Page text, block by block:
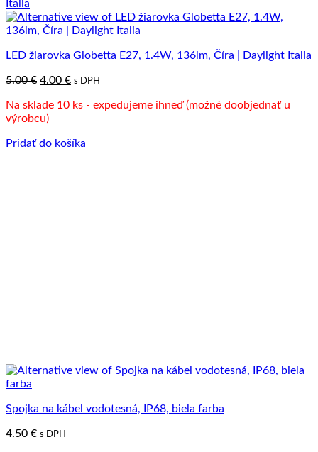
LED žiarovka Globetta E27, 1.4W, 136lm, Číra | Daylight Italia
5.00€ Pôvodná
bola:
5.00 €.
4.00 €Aktuálna
je:
s DPH
Na sklade 10 ks - expedujeme ihneď (možné doobjednať u
výrobcu)
Pridať do košíka
Spojka na kábel vodotesná, IP68, biela farba
4.50 € s DPH